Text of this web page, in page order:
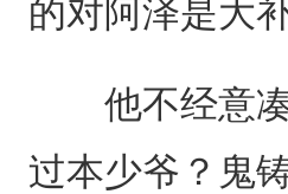
的对阿泽是大
他不经意凑
过本少爷？鬼